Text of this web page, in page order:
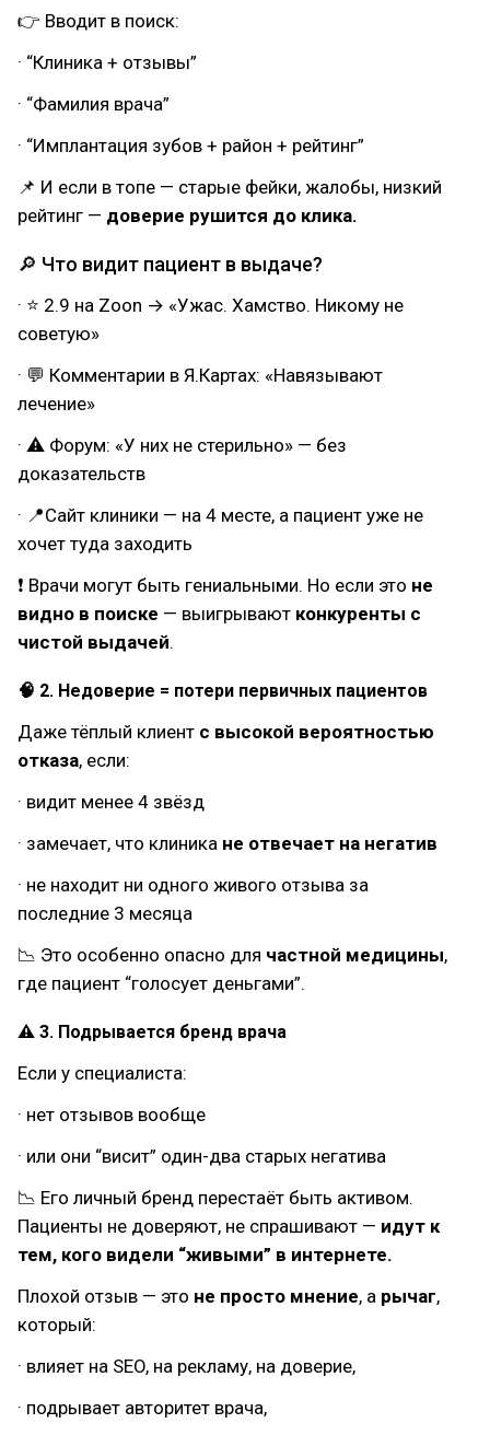
👉 Вводит в поиск:
· “Клиника + отзывы”
· “Фамилия врача”
· “Имплантация зубов + район + рейтинг”
📌 И если в топе — старые фейки, жалобы, низкий
рейтинг — доверие рушится до клика.
🔎 Что видит пациент в выдаче?
· ⭐ 2.9 на Zoon → «Ужас. Хамство. Никому не
советую»
· 💬 Комментарии в Я.Картах: «Навязывают
лечение»
· ⚠ Форум: «У них не стерильно» — без
доказательств
· 📍Сайт клиники — на 4 месте, а пациент уже не
хочет туда заходить
❗ Врачи могут быть гениальными. Но если это не
видно в поиске — выигрывают конкуренты с
чистой выдачей.
🧠 2. Недоверие = потери первичных пациентов
Даже тёплый клиент с высокой вероятностью
отказа, если:
· видит менее 4 звёзд
· замечает, что клиника не отвечает на негатив
· не находит ни одного живого отзыва за
последние 3 месяца
📉 Это особенно опасно для частной медицины,
где пациент “голосует деньгами”.
⚠ 3. Подрывается бренд врача
Если у специалиста:
· нет отзывов вообще
· или они “висит” один-два старых негатива
📉 Его личный бренд перестаёт быть активом.
Пациенты не доверяют, не спрашивают — идут к
тем, кого видели “живыми” в интернете.
Плохой отзыв — это не просто мнение, а рычаг,
который:
· влияет на SEO, на рекламу, на доверие,
· подрывает авторитет врача,